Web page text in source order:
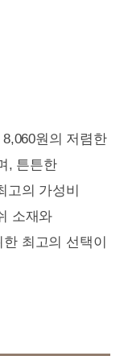
원의 저렴한
, 튼튼한
고의 가성비
소재와
최고의 선택이